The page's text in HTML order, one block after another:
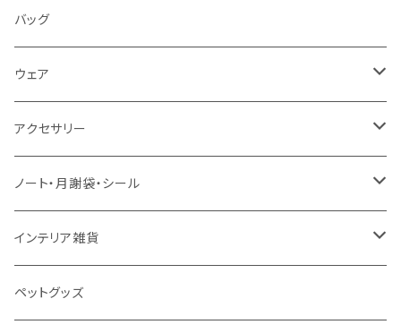
オーダー（A3・B3・A2・40×50・B2・50×70）
30＊40 / B3
40＊50 / A2
ベビー食器
お食事スタイ・ビブ
おもちゃ・木製
カー用品
バッグ・エコバッグ
バッグ
ウェア
エプロン
アクセサリー
ピンバッジ
ネックレス
ジュエリーポーチ
ノート・月謝袋・シール
ノート
シール・ステッカー
インテリア雑貨
ドアステッカー
ペットグッズ